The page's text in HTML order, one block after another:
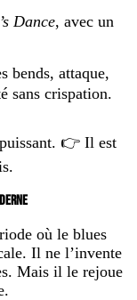
Dance, avec un
bends, attaque,
sans crispation.
👉 Il est
où le blues
Il ne l’invente
Mais il le rejoue